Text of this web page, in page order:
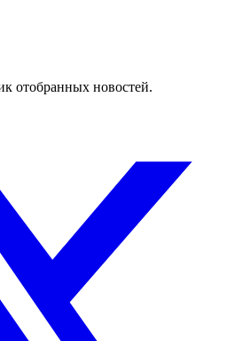
отобранных новостей.